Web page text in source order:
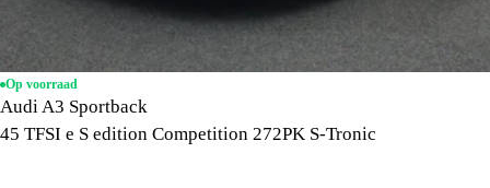
Op voorraad
Audi A3 Sportback
45 TFSI e S edition Competition 272PK S-Tronic